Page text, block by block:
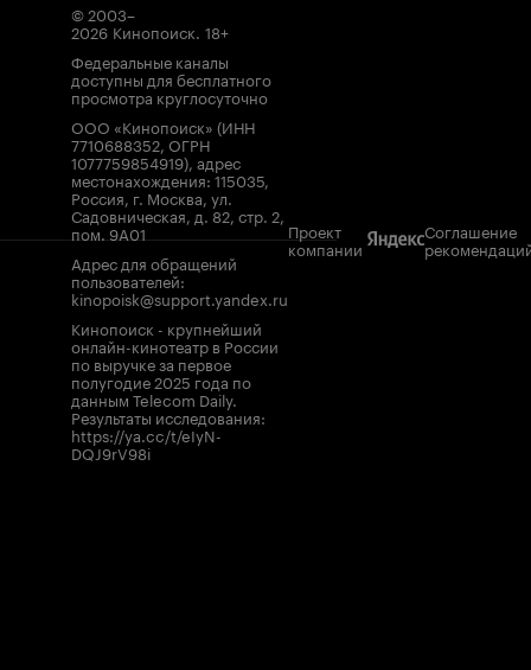
© 2003–
2026 Кинопоиск. 18+
Федеральные каналы
доступны для бесплатного
просмотра круглосуточно
ООО «Кинопоиск» (ИНН
7710688352, ОГРН
1077759854919), адрес
местонахождения: 115035,
Россия, г. Москва, ул.
Садовническая, д. 82, стр. 2,
пом. 9А01
Адрес для обращений
пользователей:
kinopoisk@support.yandex.ru
Кинопоиск - крупнейший
онлайн-кинотеатр в России
по выручке за первое
полугодие 2025 года по
данным Telecom Daily.
Результаты исследования:
https://ya.cc/t/eIyN-
DQJ9rV98i
Проект
компании
Соглашение